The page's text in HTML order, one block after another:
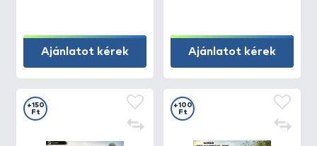
Ajánlatot kérek Ajánlatot kérek
+150
Ft
+100
Ft